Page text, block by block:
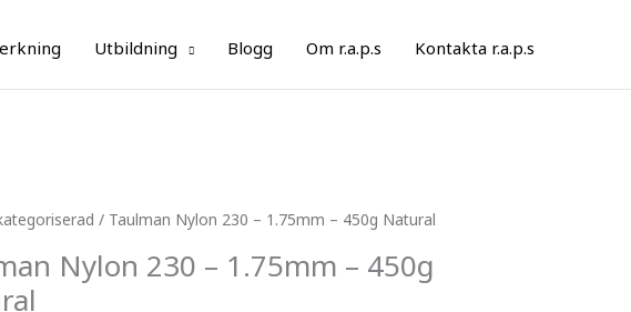
Utbildning Blogg Om r.a.p.s Kontakta r.a.p.s
/ Taulman Nylon 230 – 1.75mm – 450g Natural
Nylon 230 – 1.75mm – 450g